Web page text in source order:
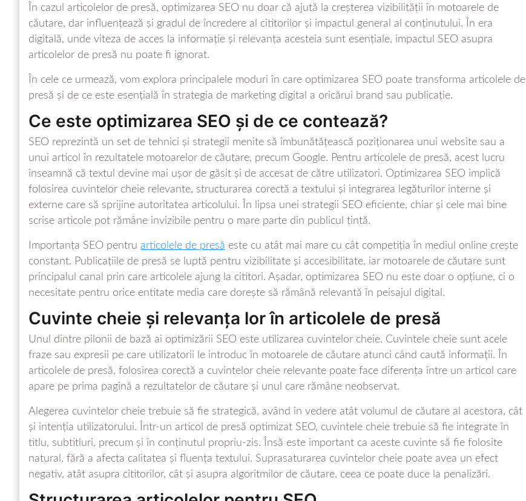
În cazul articolelor de presă, optimizarea SEO nu doar că ajută la creșterea vizibilității în motoarele de
căutare, dar influențează și gradul de încredere al cititorilor și impactul general al conținutului. În era
digitală, unde viteza de acces la informație și relevanța acesteia sunt esențiale, impactul SEO asupra
articolelor de presă nu poate fi ignorat.
În cele ce urmează, vom explora principalele moduri în care optimizarea SEO poate transforma articolele de
presă și de ce este esențială în strategia de marketing digital a oricărui brand sau publicație.
Ce este optimizarea SEO și de ce contează?
SEO reprezintă un set de tehnici și strategii menite să îmbunătățească poziționarea unui website sau a
unui articol în rezultatele motoarelor de căutare, precum Google. Pentru articolele de presă, acest lucru
înseamnă că textul devine mai ușor de găsit și de accesat de către utilizatori. Optimizarea SEO implică
folosirea cuvintelor cheie relevante, structurarea corectă a textului și integrarea legăturilor interne și
externe care să sprijine autoritatea articolului. În lipsa unei strategii SEO eficiente, chiar și cele mai bine
scrise articole pot rămâne invizibile pentru o mare parte din publicul țintă.
Importanța SEO pentru articolele de presă este cu atât mai mare cu cât competiția în mediul online crește
constant. Publicațiile de presă se luptă pentru vizibilitate și accesibilitate, iar motoarele de căutare sunt
principalul canal prin care articolele ajung la cititori. Așadar, optimizarea SEO nu este doar o opțiune, ci o
necesitate pentru orice entitate media care dorește să rămână relevantă în peisajul digital.
Cuvinte cheie și relevanța lor în articolele de presă
Unul dintre pilonii de bază ai optimizării SEO este utilizarea cuvintelor cheie. Cuvintele cheie sunt acele
fraze sau expresii pe care utilizatorii le introduc în motoarele de căutare atunci când caută informații. În
articolele de presă, folosirea corectă a cuvintelor cheie relevante poate face diferența între un articol care
apare pe prima pagină a rezultatelor de căutare și unul care rămâne neobservat.
Alegerea cuvintelor cheie trebuie să fie strategică, având în vedere atât volumul de căutare al acestora, cât
și intenția utilizatorului. Într-un articol de presă optimizat SEO, cuvintele cheie trebuie să fie integrate în
titlu, subtitluri, precum și în conținutul propriu-zis. Însă este important ca aceste cuvinte să fie folosite
natural, fără a afecta calitatea și fluența textului. Suprasaturarea cuvintelor cheie poate avea un efect
negativ, atât asupra cititorilor, cât și asupra algoritmilor de căutare, ceea ce poate duce la penalizări.